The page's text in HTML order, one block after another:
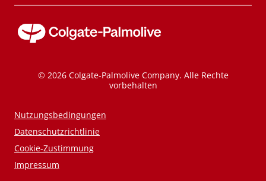
© 2026 Colgate-Palmolive Company. Alle Rechte
vorbehalten
Nutzungsbedingungen
Datenschutzrichtlinie
Cookie-Zustimmung
Impressum